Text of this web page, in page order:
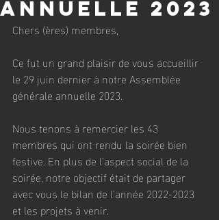
annuelle 2023
Chers (ères) membres,
Ce fut un grand plaisir de vous accueillir
le 29 juin dernier à notre Assemblée
générale annuelle 2023.
Nous tenons à remercier les 43
membres qui ont rendu la soirée bien
festive. En plus de l’aspect social de la
soirée, notre objectif était de partager
avec vous le bilan de l’année 2022-2023
et les projets à venir.